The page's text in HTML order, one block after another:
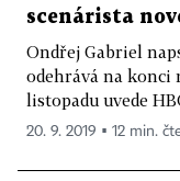
scenárista
Ondřej Gabriel
odehrává na konci
listopadu uvede
20. 9. 2019 ▪ 12 min.